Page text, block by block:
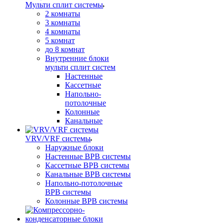
Мульти сплит системы
2 комнаты
3 комнаты
4 комнаты
5 комнат
до 8 комнат
Внутренние блоки
мульти сплит систем
Настенные
Кассетные
Напольно-
потолочные
Колонные
Канальные
VRV/VRF системы
Наружные блоки
Настенные ВРВ системы
Кассетные ВРВ системы
Канальные ВРВ системы
Напольно-потолочные
ВРВ системы
Колонные ВРВ системы